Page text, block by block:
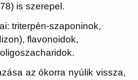
is szerepel.
triterpén-szaponinok,
flavonoidok,
az ókorra nyúlik vissza,